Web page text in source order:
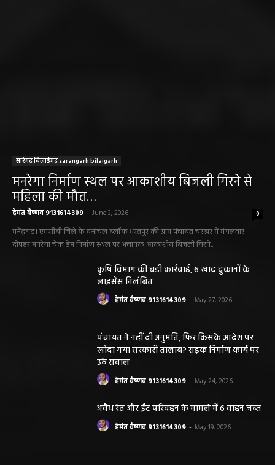
सारंगढ़ बिलाईगढ़ sarangarh bilaigarh
मनरेगा निर्माण स्थल पर आकाशीय बिजली गिरने से
महिला की मौत…
हेमंत वैष्णव 9131614309 - June 3, 2026 0
मनेंद्रगढ़। एमसीबी जिले के वनांचल ब्लॉक भरतपुर की ग्राम पंचायत चरखर में मंगलवार
दोपहर मनरेगा चेक डेम निर्माण स्थल पर अचानक आकाशीय बिजली गिरने...
कृषि विभाग की बड़ी कार्रवाई, 6 खाद दुकानों के
लाइसेंस निलंबित
हेमंत वैष्णव 9131614309 - May 27, 2026
पंचायत ने नहीं दी अनुमति, फिर किसके आदेश पर
खोदा गया सरकारी तालाब? सड़क निर्माण कार्य पर
उठे सवाल
हेमंत वैष्णव 9131614309 - May 24, 2026
अवैध रेत और ईंट परिवहन के मामले में 6 वाहन जब्त
हेमंत वैष्णव 9131614309 - May 19, 2026